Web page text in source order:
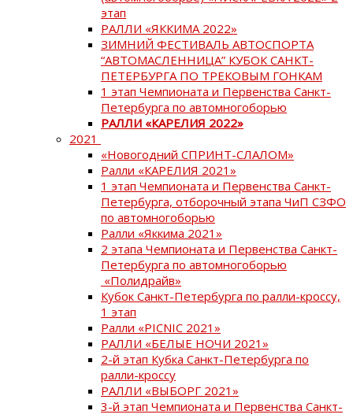
этап
РАЛЛИ «ЯККИМА 2022»
ЗИМНИЙ ФЕСТИВАЛЬ АВТОСПОРТА
“АВТОМАСЛЕННИЦА” КУБОК САНКТ-
ПЕТЕРБУРГА ПО ТРЕКОВЫМ ГОНКАМ
1 этап Чемпионата и Первенства Санкт-
Петербурга по автомногоборью
РАЛЛИ «КАРЕЛИЯ 2022»
2021
«Новогодний СПРИНТ-СЛАЛОМ»
Ралли «КАРЕЛИЯ 2021»
1 этап Чемпионата и Первенства Санкт-
Петербурга, отборочный этапа ЧиП СЗФО
по автомногоборью
Ралли «Яккима 2021»
2 этапа Чемпионата и Первенства Санкт-
Петербурга по автомногоборью
«Полидрайв»
Кубок Санкт-Петербурга по ралли-кроссу,
1 этап
Ралли «PICNIC 2021»
РАЛЛИ «БЕЛЫЕ НОЧИ 2021»
2-й этап Кубка Санкт-Петербурга по
ралли-кроссу
РАЛЛИ «ВЫБОРГ 2021»
3-й этап Чемпионата и Первенства Санкт-